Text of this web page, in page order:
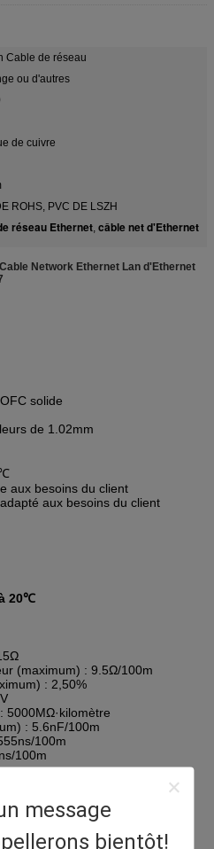
message
bientôt!
Cable de réseau
ou d'autres
de cuivre
ROHS, PVC DE LSZH
réseau Ethernet, câble net d'Ethernet
Network Ethernet Lan d'Ethernet
solide
de 1.02mm
aux besoins du client
aux besoins du client
20℃
(maximum) : 9.5Ω/100m
: 2,50%
5000MΩ·kilomètre
: 5.6nF/100m
100m
100m
à 20℃